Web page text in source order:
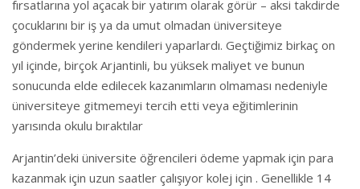
fırsatlarına yol açacak bir yatırım olarak görür – aksi takdirde
çocuklarını bir iş ya da umut olmadan üniversiteye
göndermek yerine kendileri yaparlardı. Geçtiğimiz birkaç on
yıl içinde, birçok Arjantinli, bu yüksek maliyet ve bunun
sonucunda elde edilecek kazanımların olmaması nedeniyle
üniversiteye gitmemeyi tercih etti veya eğitimlerinin
yarısında okulu bıraktılar
Arjantin’deki üniversite öğrencileri ödeme yapmak için para
kazanmak için uzun saatler çalışıyor kolej için . Genellikle 14